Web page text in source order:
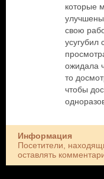
которые
свою
усугубил
ожидала
то
чтобы
Информация
Посетители,
оставлять